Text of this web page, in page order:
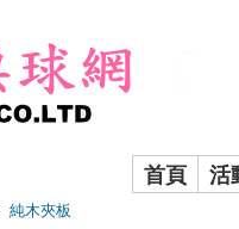
首頁 活
純木夾板